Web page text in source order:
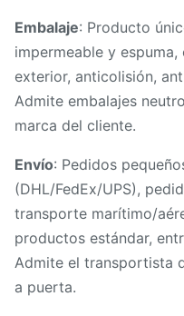
Embalaje: Producto
impermeable y
exterior, anticolisión,
Admite embalajes
marca del cliente.
Envío: Pedidos
(DHL/FedEx/UPS),
transporte marítimo/
productos estándar,
Admite el transportista
a puerta.